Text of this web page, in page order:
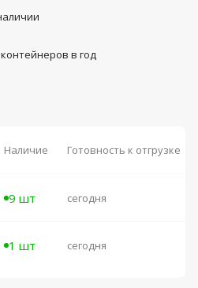
в год
Наличие Готовность к отгрузке
9 шт сегодня
1 шт сегодня